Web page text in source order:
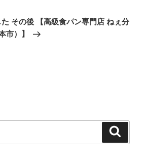
その後 【高級食パン専門店 ねぇ分
市）】